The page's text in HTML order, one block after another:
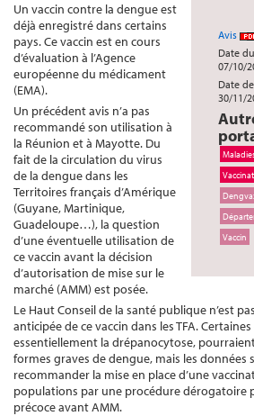
Avis
Date
07/10/
Date
30/11/
Vaccin
Un vaccin contre la dengue est
déjà enregistré dans certains
pays. Ce vaccin est en cours
d’évaluation à l’Agence
européenne du médicament
(EMA).
Un précédent avis n’a pas
recommandé son utilisation à
la Réunion et à Mayotte. Du
fait de la circulation du virus
de la dengue dans les
Territoires français d’Amérique
(Guyane, Martinique,
Guadeloupe…), la question
d’une éventuelle utilisation de
ce vaccin avant la décision
d’autorisation de mise sur le
marché (AMM) est posée.
Le Haut Conseil de la santé publique n’est
anticipée de ce vaccin dans les TFA.
essentiellement la drépanocytose,
formes graves de dengue, mais les
recommander la mise en place d’une
populations par une procédure dérogatoire
précoce avant AMM.